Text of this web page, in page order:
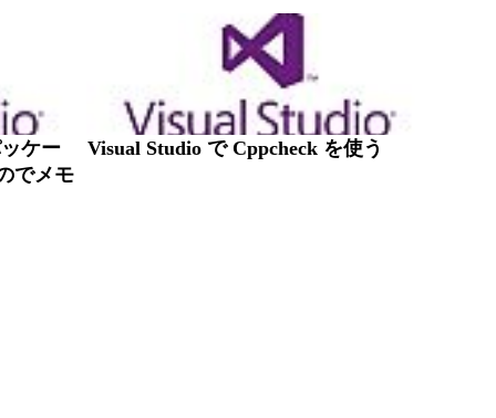
ケー
でメモ
Visual Studio で Cppcheck を使う